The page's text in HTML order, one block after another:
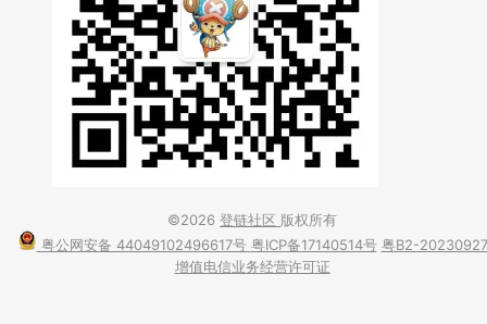
©2026 登链社区 版权所有
粤公网安备 44049102496617号 粤ICP备17140514号 粤B2-20230927
增值电信业务经营许可证